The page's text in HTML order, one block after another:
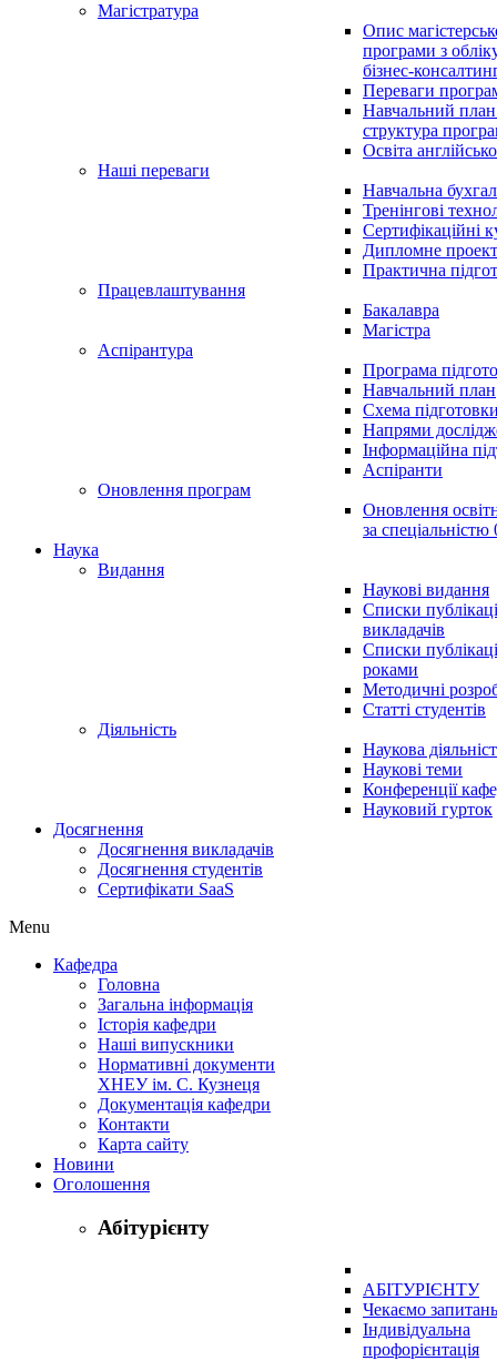
Магістратура
Опис
програми з
бізнес-
Переваги
Навчальний план
структура
Освіта
Наші переваги
Навчальна
Тренінгові
Сертифікаційні
Дипломне
Практична
Працевлаштування
Бакалавра
Магістра
Аспірантура
Програма
Навчальний план
Схема
Напрями
Інформаційна
Аспіранти
Оновлення програм
Оновлення
за спеціальністю
Наука
Видання
Наукові видання
Списки
викладачів
Списки
роками
Методичні
Статті студентів
Діяльність
Наукова
Наукові теми
Конференції
Науковий гурток
Досягнення
Досягнення викладачів
Досягнення студентів
Сертифікати SaaS
Menu
Кафедра
Головна
Загальна інформація
Історія кафедри
Наші випускники
Нормативні документи
ХНЕУ ім. С. Кузнеця
Документація кафедри
Контакти
Карта сайту
Новини
Оголошення
Абітурієнту
АБІТУРІЄНТУ
Чекаємо запитань
Індивідуальна
профорієнтація